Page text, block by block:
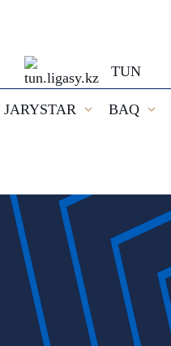
TUN
JARYSTAR BAQ